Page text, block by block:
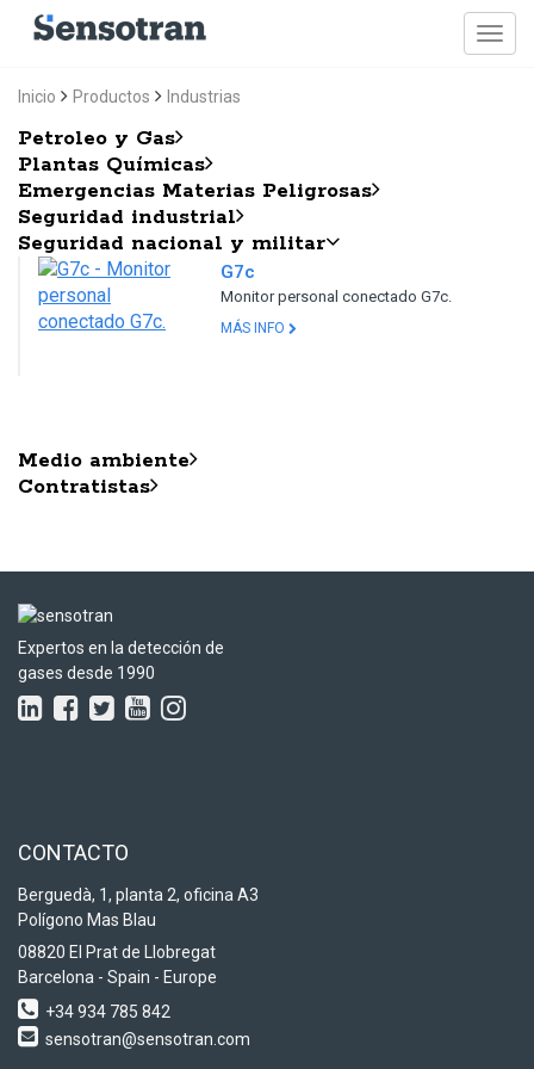
Inicio Productos Industrias
Petroleo y Gas
Plantas Químicas
Emergencias Materias Peligrosas
Seguridad industrial
Seguridad nacional y militar
G7c
Monitor personal conectado G7c.
MÁS INFO
Medio ambiente
Contratistas
Expertos en la detección de
gases desde 1990
CONTACTO
Berguedà, 1, planta 2, oficina A3
Polígono Mas Blau
08820 El Prat de Llobregat
Barcelona - Spain - Europe
+34 934 785 842
sensotran@sensotran.com